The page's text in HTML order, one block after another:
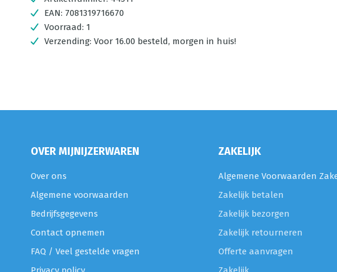
EAN: 7081319716670
Voorraad: 1
Verzending: Voor 16.00 besteld, morgen in huis!
OVER MIJNIJZERWAREN
Over ons
Algemene voorwaarden
Bedrijfsgegevens
Contact opnemen
FAQ / Veel gestelde vragen
ZAKELIJK
Algemene Voorwaarden
Zakelijk betalen
Zakelijk bezorgen
Zakelijk retourneren
Offerte aanvragen